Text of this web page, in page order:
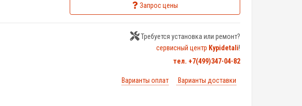
Запрос цены
Требуется установка или ремонт?
сервисный центр Kypidetali!
тел. +7(499)347-04-82
Варианты оплат Варианты доставки